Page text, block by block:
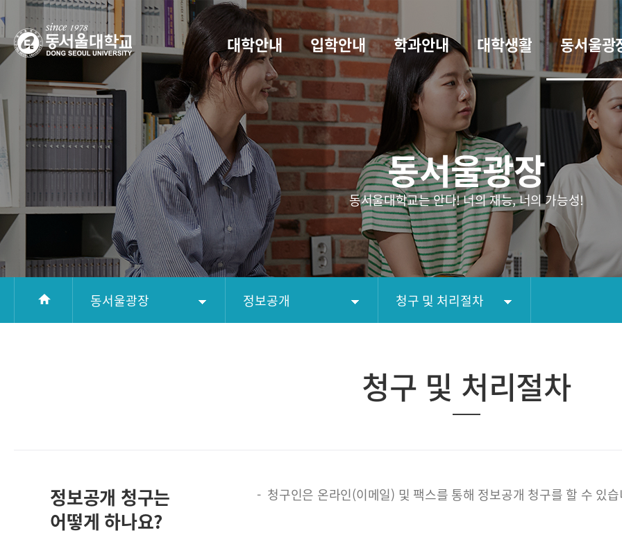
대학안내 입학안내 학과안내 대학생활 동서울광
동서울광장
동서울대학교는 안다! 너의 재능, 너의 가능성!
동서울광장 정보공개 청구 및 처리절차
청구 및 처리절차
정보공개 청구는
어떻게 하나요?
청구인은 온라인(이메일) 및 팩스를 통해 정보공개 청구를 할 수 있